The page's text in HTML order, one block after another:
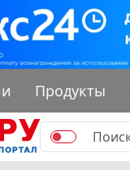
Продукты